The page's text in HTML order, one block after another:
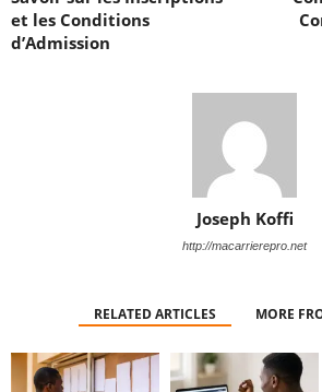
et les Conditions
d’Admission
Joseph Koffi
http://macarrierepro.net
RELATED ARTICLES MORE